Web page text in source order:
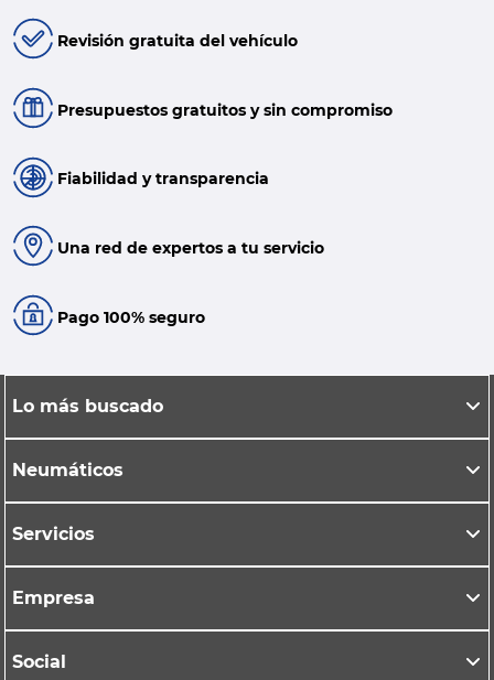
Revisión gratuita del vehículo
Presupuestos gratuitos y sin compromiso
Fiabilidad y transparencia
Una red de expertos a tu servicio
Pago 100% seguro
Lo más buscado
Neumáticos
Servicios
Empresa
Social